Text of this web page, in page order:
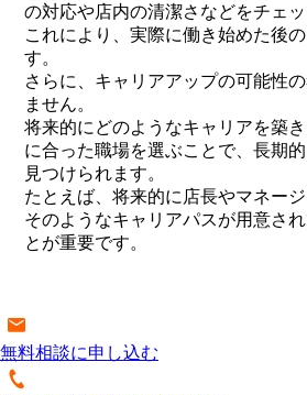
の対応や店内の清潔さなどをチェッ
これにより、実際に働き始めた後
す。
さらに、キャリアアップの可能性
ません。
将来的にどのようなキャリアを築
に合った職場を選ぶことで、長期
見つけられます。
たとえば、将来的に店長やマネー
そのようなキャリアパスが用意さ
とが重要です。
無料相談に申し込む